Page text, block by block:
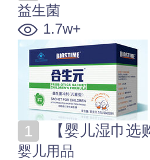
益生菌
1.7w+
【婴儿湿巾
婴儿用品